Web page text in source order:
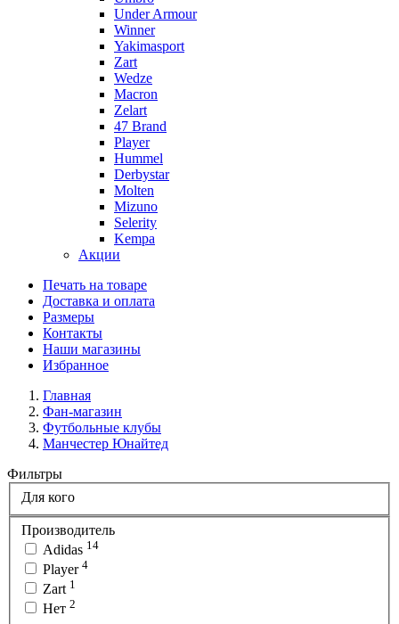
Under Armour
Winner
Yakimasport
Zart
Wedze
Macron
Zelart
47 Brand
Player
Hummel
Derbystar
Molten
Mizuno
Selerity
Kempa
Акции
Печать на товаре
Доставка и оплата
Размеры
Контакты
Наши магазины
Избранное
Главная
Фан-магазин
Футбольные клубы
Манчестер Юнайтед
Фильтры
Для кого
Производитель
Adidas 14
Player 4
Zart 1
Нет 2